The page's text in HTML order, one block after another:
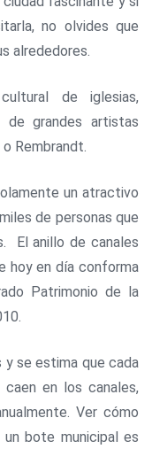
no olvides que
alrededores.
de iglesias,
de grandes artistas
Rembrandt.
un atractivo
de personas que
El anillo de canales
hoy en día conforma
Patrimonio de la
y se estima que cada
en los canales,
Ver cómo
bote municipal es